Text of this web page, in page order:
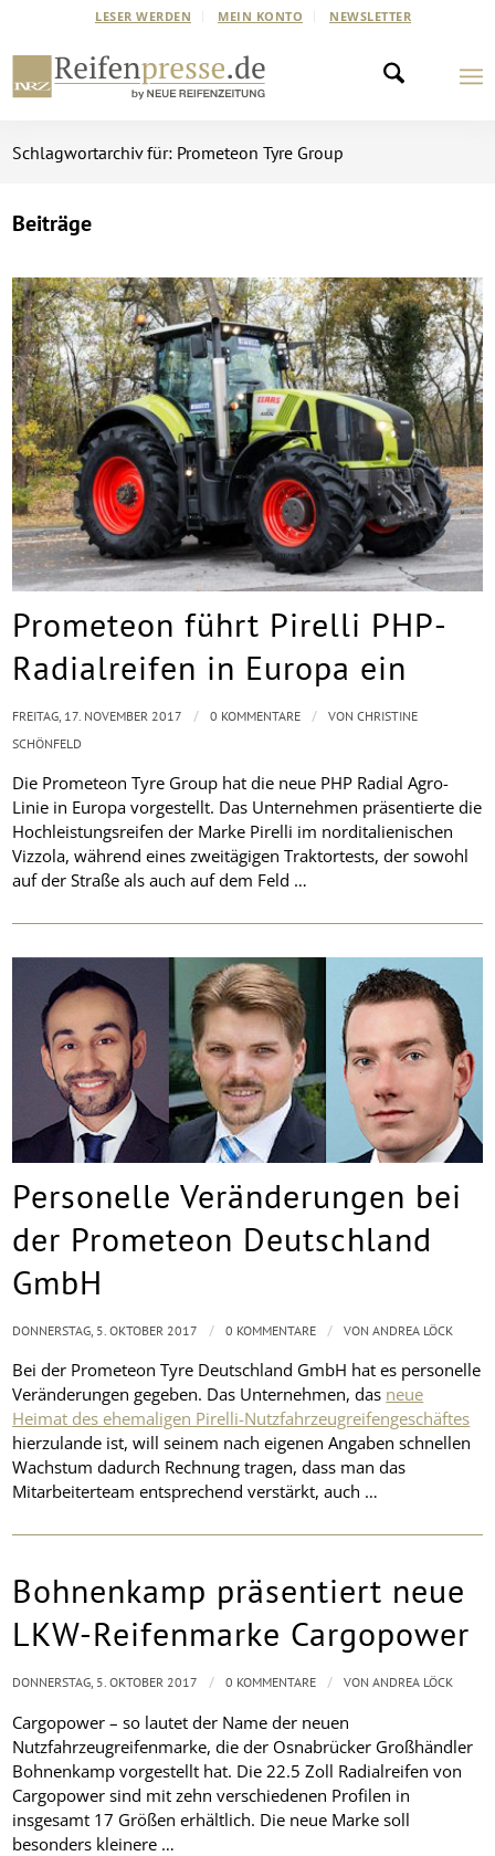
LESER WERDEN MEIN KONTO NEWSLETTER
Schlagwortarchiv für: Prometeon Tyre Group
Beiträge
Prometeon führt Pirelli PHP-
Radialreifen in Europa ein
Die Prometeon Tyre Group hat die neue PHP Radial Agro-
Linie in Europa vorgestellt. Das Unternehmen präsentierte die
Hochleistungsreifen der Marke Pirelli im norditalienischen
Vizzola, während eines zweitägigen Traktortests, der sowohl
auf der Straße als auch auf dem Feld …
FREITAG, 17. NOVEMBER 2017 / 0 KOMMENTARE / VONCHRISTINE
SCHÖNFELD
Personelle Veränderungen bei
der Prometeon Deutschland
GmbH
Bei der Prometeon Tyre Deutschland GmbH hat es personelle
Veränderungen gegeben. Das Unternehmen, das neue
Heimat des ehemaligen Pirelli-Nutzfahrzeugreifengeschäftes
hierzulande ist, will seinem nach eigenen Angaben schnellen
Wachstum dadurch Rechnung tragen, dass man das
Mitarbeiterteam entsprechend verstärkt, auch …
DONNERSTAG, 5. OKTOBER 2017 / 0 KOMMENTARE / VONANDREA LÖCK
Bohnenkamp präsentiert neue
LKW-Reifenmarke Cargopower
Cargopower – so lautet der Name der neuen
Nutzfahrzeugreifenmarke, die der Osnabrücker Großhändler
Bohnenkamp vorgestellt hat. Die 22.5 Zoll Radialreifen von
Cargopower sind mit zehn verschiedenen Profilen in
insgesamt 17 Größen erhältlich. Die neue Marke soll
besonders kleinere …
DONNERSTAG, 5. OKTOBER 2017 / 0 KOMMENTARE / VONANDREA LÖCK